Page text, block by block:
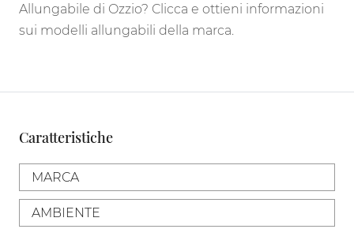
Allungabile di Ozzio? Clicca e ottieni informazioni
sui modelli allungabili della marca.
Caratteristiche
MARCA
AMBIENTE